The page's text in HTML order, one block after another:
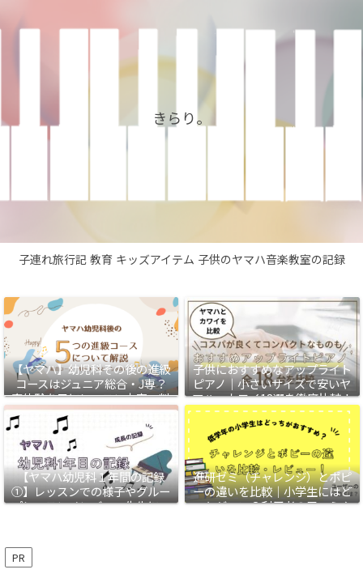
きらり。
子連れ旅行記 教育 キッズアイテム 子供のヤマハ音楽教室の記録
【ヤマハ】幼児科その後の進級
コースはジュニア総合・J専？
実体験を元にレッスン内容・料
金・各コースのおすすめな人を
子供におすすめなアップライト
ピアノ｜小さいサイズで安いヤ
マハ・カワイ18選を徹底比較！
【ヤマハ幼児科１年間の記録
①】レッスンでの様子やグルー
プレッスンメンバー、先生につ
進研ゼミ（チャレンジ）とポピ
ーの違いを比較｜小学生にはど
っちがいい？利用者の口コミや
PR